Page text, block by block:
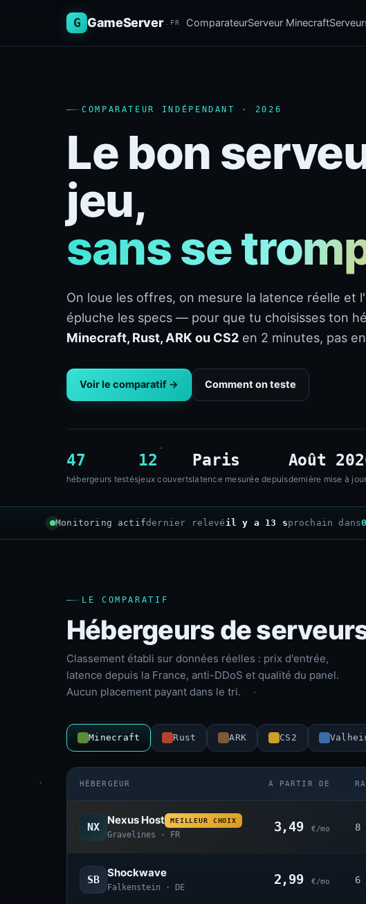
G GameServer .FR ComparateurServeur Minecraft
COMPARATEUR INDÉPENDANT · 2026
Le bon
jeu,
sans se
On loue les offres, on mesure la latence réelle et
épluche les specs — pour que tu choisisses ton
Minecraft, Rust, ARK ou CS2 en 2 minutes, pas
Voir le comparatif → Comment on teste
47
hébergeurs testés
12
jeux couverts
Paris
latence mesurée depuis
Août
dernière mise à jour
Monitoring actifdernier relevé il y a 14 sprochain dans
LE COMPARATIF
Hébergeurs de
Classement établi sur données réelles : prix d'entrée,
latence depuis la France, anti-DDoS et qualité du panel.
Aucun placement payant dans le tri.
Minecraft Rust ARK CS2
HÉBERGEUR À PARTIR DE
NX
Nexus Host MEILLEUR CHOIX
Gravelines · FR
3,49 €/mo 8
SB
Shockwave
Falkenstein · DE
2,99 €/mo 6